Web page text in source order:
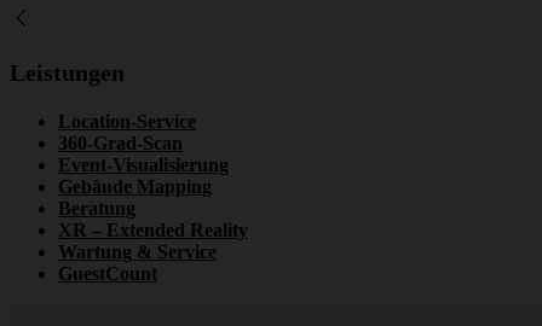
Leistungen
Location-Service
360-Grad-Scan
Event-Visualisierung
Gebäude Mapping
Beratung
XR – Extended Reality
Wartung & Service
GuestCount